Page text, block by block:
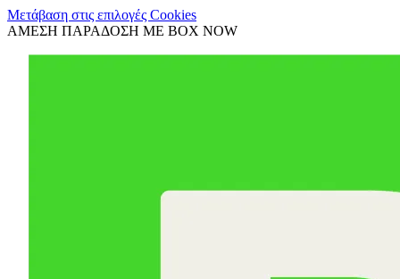
Μετάβαση στις επιλογές Cookies
ΑΜΕΣΗ ΠΑΡΑΔΟΣΗ ΜΕ BOX NOW